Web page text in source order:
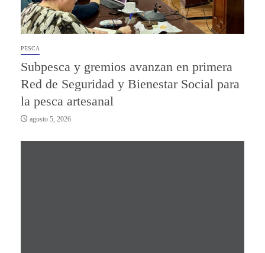
PESCA
Subpesca y gremios avanzan en primera
Red de Seguridad y Bienestar Social para
la pesca artesanal
agosto 5, 2026